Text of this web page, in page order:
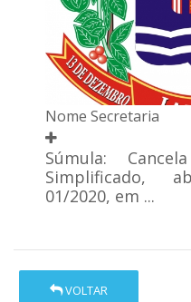
Nome Secretaria
Súmula:
Simplificado,
01/2020, em ...
VOLTAR